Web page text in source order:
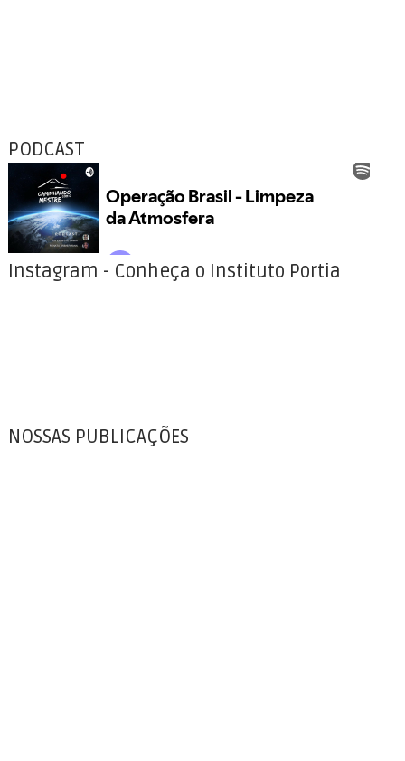
PODCAST
Instagram - Conheça o Instituto Portia
NOSSAS PUBLICAÇÕES